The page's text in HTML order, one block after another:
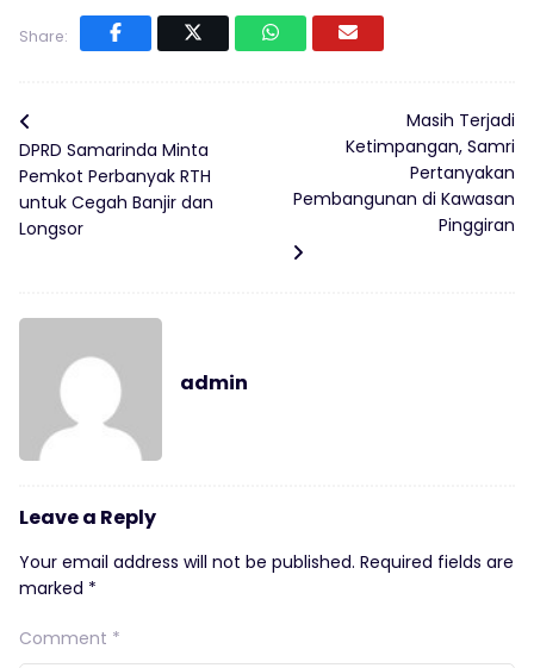
Share:
DPRD Samarinda Minta
Pemkot Perbanyak RTH
untuk Cegah Banjir dan
Longsor
Masih Terjadi
Ketimpangan, Samri
Pertanyakan
Pembangunan di Kawasan
Pinggiran
admin
Leave a Reply
Your email address will not be published. Required fields are
marked *
Comment *